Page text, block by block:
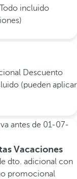
Todo incluido
Descuento
(pueden aplicar
antes de 01-07-
Vacaciones
dto. adicional con
promocional